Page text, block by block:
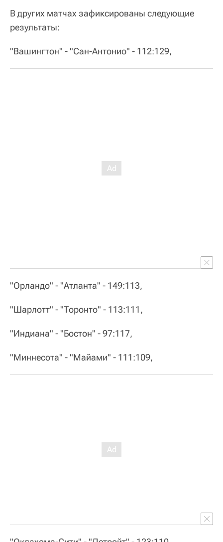
В других матчах зафиксированы следующие
результаты:
"Вашингтон" - "Сан-Антонио" - 112:129,
"Орландо" - "Атланта" - 149:113,
"Шарлотт" - "Торонто" - 113:111,
"Индиана" - "Бостон" - 97:117,
"Миннесота" - "Майами" - 111:109,